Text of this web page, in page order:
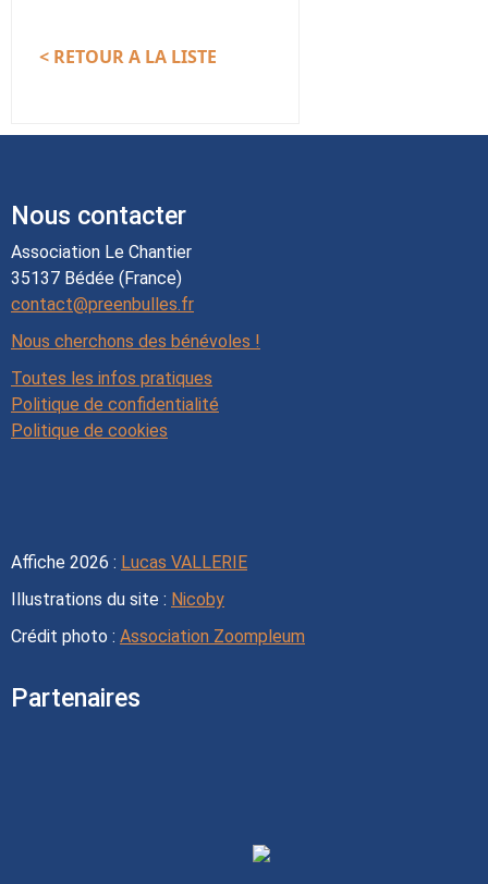
< RETOUR A LA LISTE
Nous contacter
Association Le Chantier
35137 Bédée (France)
contact@preenbulles.fr
Nous cherchons des bénévoles !
Toutes les infos pratiques
Politique de confidentialité
Politique de cookies
Affiche 2026 : Lucas VALLERIE
Illustrations du site : Nicoby
Crédit photo : Association Zoompleum
Partenaires